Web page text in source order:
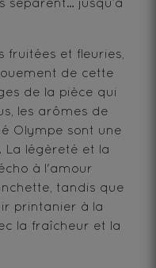
fruitées et fleuries,
de cette
de la pièce qui
les arômes de
Olympe sont une
La légèreté et la
à l'amour
tandis que
printanier à la
la fraîcheur et la